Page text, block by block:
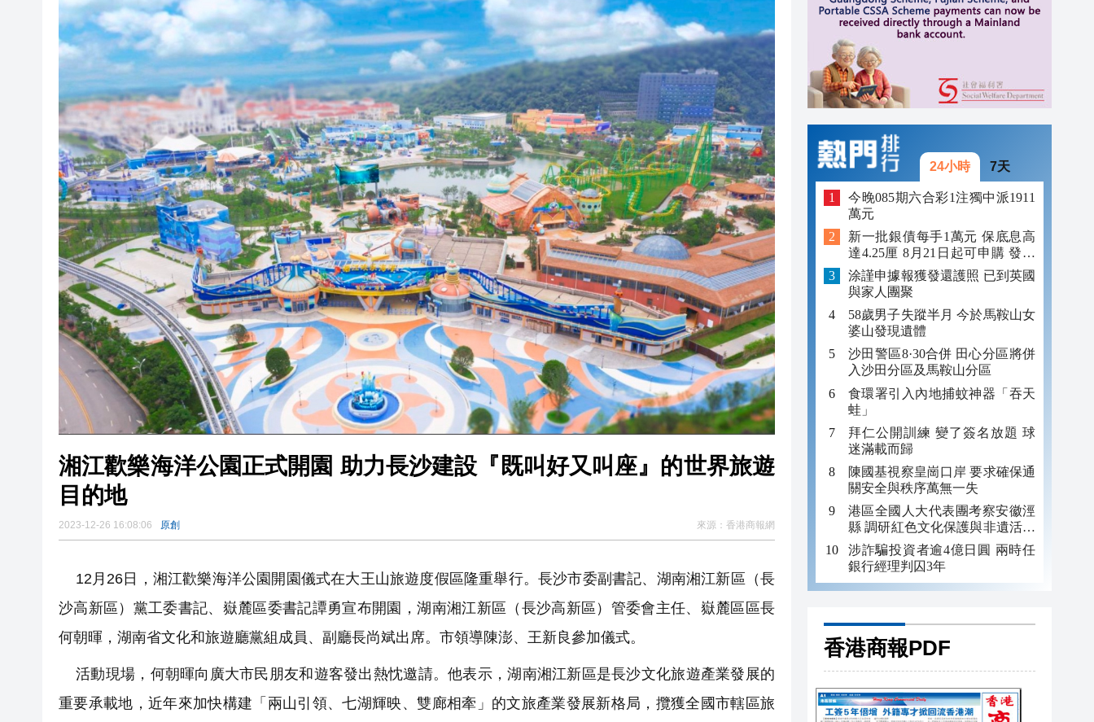
有片〡霍啟剛FB「當你看見可以吃的毛筆」網民點贊：滿腹墨水
12:09
有片｜重慶一隧道口驚現飛車上樹 監控記錄「起飛瞬間」
12:03
湘江歡樂海洋公園正式開園 助力長沙建設『既叫好又叫座』的世界旅遊
目的地
2023-12-26 16:08:06 原創 來源： 香港商報網
12月26日，湘江歡樂海洋公園開園儀式在大王山旅遊度假區隆重舉行。長沙市委副書記、湖南湘江新區（長
沙高新區）黨工委書記、嶽麓區委書記譚勇宣布開園，湖南湘江新區（長沙高新區）管委會主任、嶽麓區區長
何朝暉，湖南省文化和旅遊廳黨組成員、副廳長尚斌出席。市領導陳澎、王新良參加儀式。
活動現場，何朝暉向廣大市民朋友和遊客發出熱忱邀請。他表示，湖南湘江新區是長沙文化旅遊產業發展的
重要承載地，近年來加快構建「兩山引領、七湖輝映、雙廊相牽」的文旅產業發展新格局，攬獲全國市轄區旅
24小時 7天
今晚085期六合彩1注獨中派1911
萬元
新一批銀債每手1萬元 保底息高
達4.25厘 8月21日起可申購 發行
金額最多550億
涂謹申據報獲發還護照 已到英國
與家人團聚
58歲男子失蹤半月 今於馬鞍山女
婆山發現遺體
沙田警區8·30合併 田心分區將併
入沙田分區及馬鞍山分區
食環署引入內地捕蚊神器「吞天
蛙」
拜仁公開訓練 變了簽名放題 球
迷滿載而歸
陳國基視察皇崗口岸 要求確保通
關安全與秩序萬無一失
港區全國人大代表團考察安徽涇
縣 調研紅色文化保護與非遺活態
傳承
涉詐騙投資者逾4億日圓 兩時任
銀行經理判囚3年
香港商報PDF